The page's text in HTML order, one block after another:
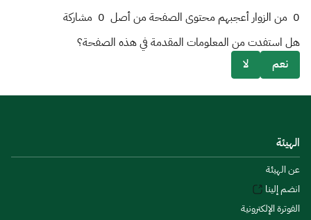
0 من الزوار أعجبهم محتوى الصفحة من أصل 0 مشاركة
هل استفدت من المعلومات المقدمة في هذه الصفحة؟
نعم
لا
الهيئة
عن الهيئة
انضم إلينا
الفوترة الإلكترونية